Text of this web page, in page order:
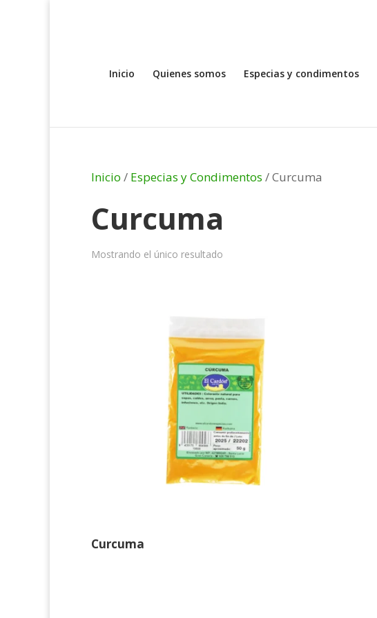
Inicio Quienes somos Especias y condimentos
Inicio / Especias y Condimentos / Curcuma
Curcuma
Mostrando el único resultado
Curcuma